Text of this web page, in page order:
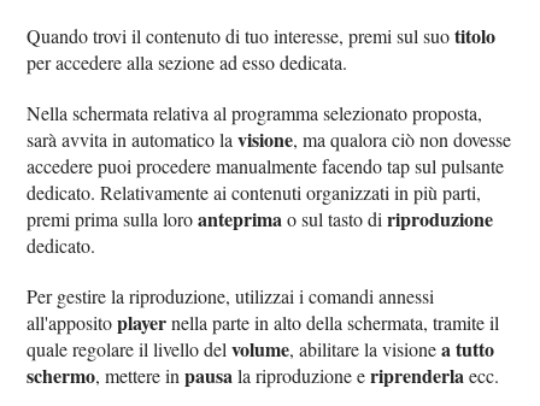
Quando trovi il contenuto di tuo interesse, premi sul suotitolo
per accedere alla sezione ad esso dedicata.
Nella schermata relativa al programma selezionato proposta,
sarà avvita in automatico lavisione, ma qualora ciò non dovesse
accedere puoi procedere manualmente facendo tap sul pulsante
dedicato. Relativamente ai contenuti organizzati in più parti,
premi prima sulla loroanteprimao sul tasto diriproduzione
dedicato.
Per gestire la riproduzione, utilizzai i comandi annessi
all'appositoplayernella parte in alto della schermata, tramite il
quale regolare il livello delvolume, abilitare la visionea tutto
schermo, mettere inpausala riproduzione eriprenderlaecc.